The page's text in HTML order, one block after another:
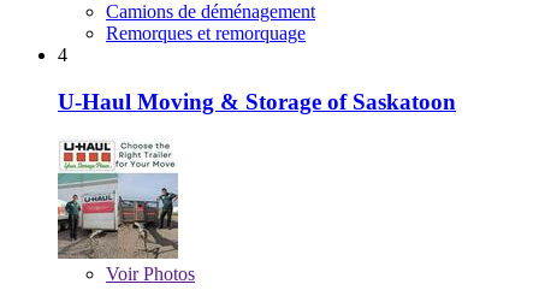
Camions de déménagement
Remorques et remorquage
4
U-Haul Moving & Storage of Saskatoon
VoirPhotos